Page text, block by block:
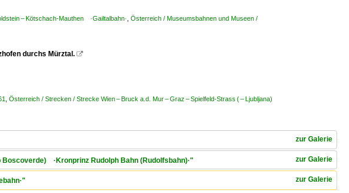
– Kötschach-Mauthen ·Gailtalbahn· Österreich / Museumsbahnen und Museen /
durchs Mürztal. 
Österreich / Strecken / Strecke Wien – Bruck a.d. Mur – Graz – Spielfeld-Strass ( – Ljubljana)
zur Galerie
zur Galerie
·Kronprinz Rudolph Bahn (Rudolfsbahn)·"
zur Galerie